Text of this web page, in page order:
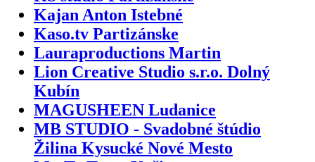
Kajan Anton Istebné
Kaso.tv Partizánske
Lauraproductions Martin
Lion Creative Studio s.r.o. Dolný
Kubín
MAGUSHEEN Ludanice
MB STUDIO - Svadobné štúdio
Žilina Kysucké Nové Mesto